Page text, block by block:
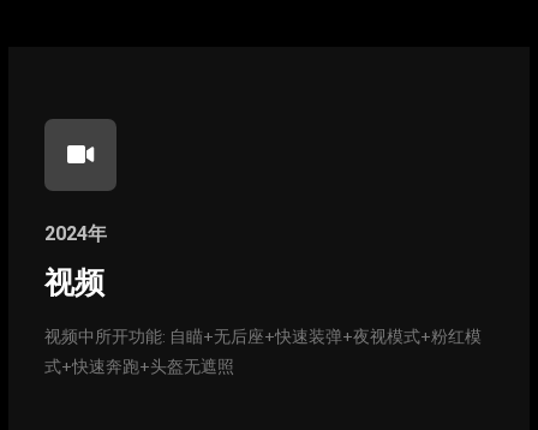
2024年
视频
视频中所开功能: 自瞄+无后座+快速装弹+夜视模式+粉红模
式+快速奔跑+头盔无遮照